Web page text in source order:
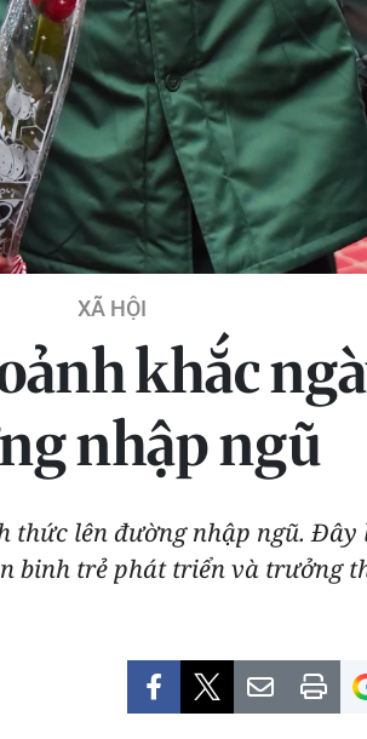
XÃ HỘI
khắc
nhập ngũ
thức lên đường nhập ngũ.
binh trẻ phát triển và trưởng